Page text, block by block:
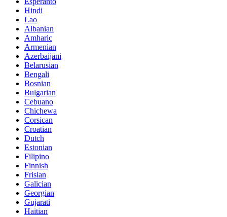
Hindi
Lao
Albanian
Amharic
Armenian
Azerbaijani
Belarusian
Bengali
Bosnian
Bulgarian
Cebuano
Chichewa
Corsican
Croatian
Dutch
Estonian
Filipino
Finnish
Frisian
Galician
Georgian
Gujarati
Haitian